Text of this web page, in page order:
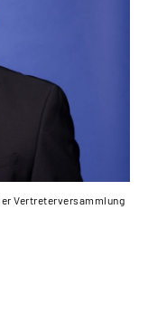
Vertreterversammlung